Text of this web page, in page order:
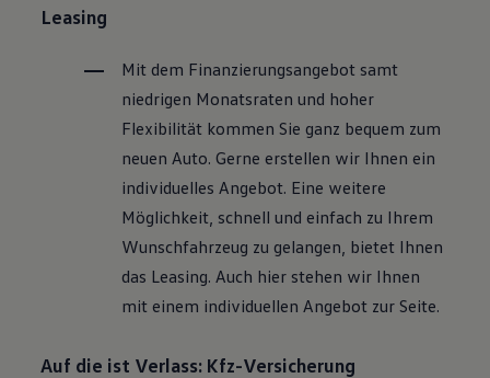
Leasing
Mit dem Finanzierungsangebot samt
niedrigen Monatsraten und hoher
Flexibilität kommen Sie ganz bequem zum
neuen Auto. Gerne erstellen wir Ihnen ein
individuelles Angebot. Eine weitere
Möglichkeit, schnell und einfach zu Ihrem
Wunschfahrzeug zu gelangen, bietet Ihnen
das Leasing. Auch hier stehen wir Ihnen
mit einem individuellen Angebot zur Seite.
Auf die ist Verlass: Kfz-Versicherung